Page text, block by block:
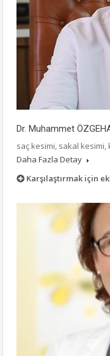
Dr. Muhammet
saç kesimi, sakal
Daha Fazla Detay
Karşılaştırmak için